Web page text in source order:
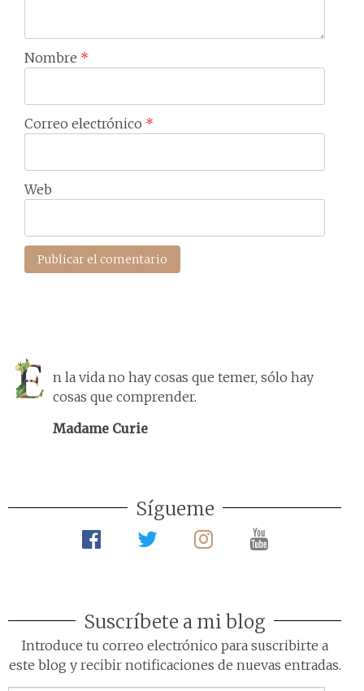
Nombre *
Correo electrónico *
Web
n la vida no hay cosas que temer, sólo hay
cosas que comprender.
Madame Curie
Sígueme
Suscríbete a mi blog
Introduce tu correo electrónico para suscribirte a
este blog y recibir notificaciones de nuevas entradas.